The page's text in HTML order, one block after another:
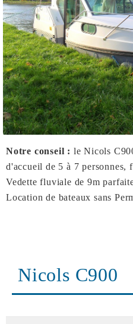
Notre conseil : le Nicols
d'accueil de 5 à 7
Vedette fluviale de 9m
Location de bateaux sans
Nicols C900